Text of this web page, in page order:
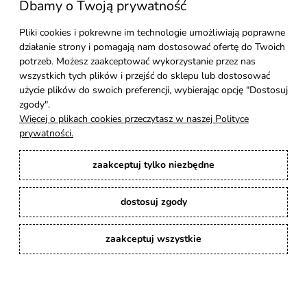
Moje konto
Pomoc
Styl Mebli
Rodzaje drewna
Kontakt
Karina Meble
: Ręcznie robione meble indyjskie, loftowe, industrialne i boho z
litego drewna. | Copyright © 2008–2026
Dbamy o Twoją prywatność
Pliki cookies i pokrewne im technologie umożliwiają poprawne
działanie strony i pomagają nam dostosować ofertę do Twoich
potrzeb. Możesz zaakceptować wykorzystanie przez nas
wszystkich tych plików i przejść do sklepu lub dostosować
użycie plików do swoich preferencji, wybierając opcję "Dostosuj
zgody".
Więcej o plikach cookies przeczytasz w naszej Polityce
prywatności.
zaakceptuj tylko niezbędne
dostosuj zgody
zaakceptuj wszystkie